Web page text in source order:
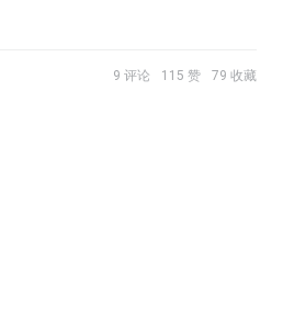
9 评论 115 赞 79 收藏